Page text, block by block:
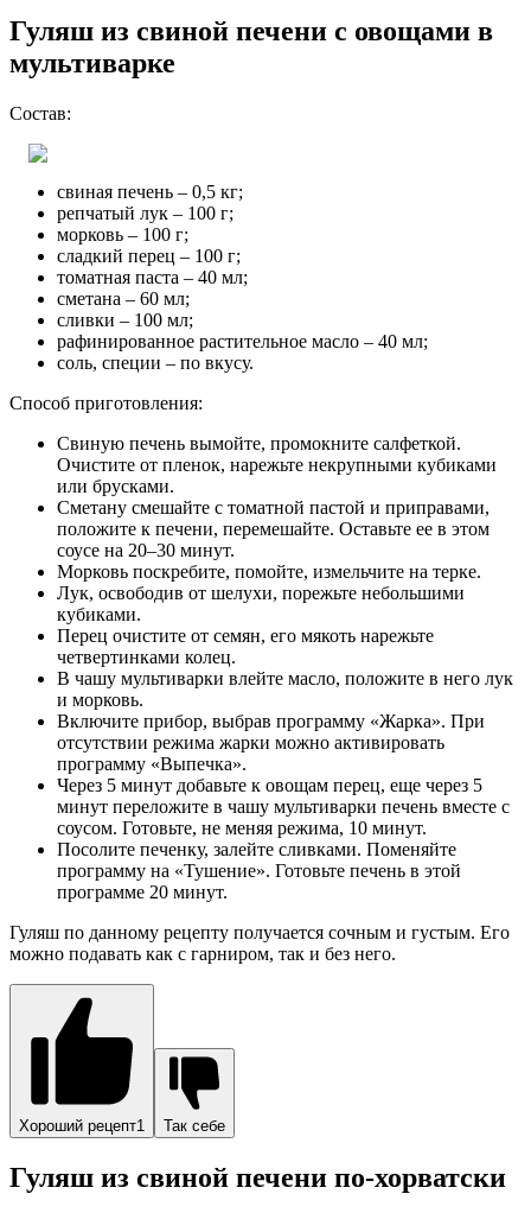
Гуляш из свиной печени с овощами в
мультиварке
Состав:
свиная печень – 0,5 кг;
репчатый лук – 100 г;
морковь – 100 г;
сладкий перец – 100 г;
томатная паста – 40 мл;
сметана – 60 мл;
сливки – 100 мл;
рафинированное растительное масло – 40 мл;
соль, специи – по вкусу.
Способ приготовления:
Свиную печень вымойте, промокните салфеткой.
Очистите от пленок, нарежьте некрупными кубиками
или брусками.
Сметану смешайте с томатной пастой и приправами,
положите к печени, перемешайте. Оставьте ее в этом
соусе на 20–30 минут.
Морковь поскребите, помойте, измельчите на терке.
Лук, освободив от шелухи, порежьте небольшими
кубиками.
Перец очистите от семян, его мякоть нарежьте
четвертинками колец.
В чашу мультиварки влейте масло, положите в него лук
и морковь.
Включите прибор, выбрав программу «Жарка». При
отсутствии режима жарки можно активировать
программу «Выпечка».
Через 5 минут добавьте к овощам перец, еще через 5
минут переложите в чашу мультиварки печень вместе с
соусом. Готовьте, не меняя режима, 10 минут.
Посолите печенку, залейте сливками. Поменяйте
программу на «Тушение». Готовьте печень в этой
программе 20 минут.
Гуляш по данному рецепту получается сочным и густым. Его
можно подавать как с гарниром, так и без него.
Хороший рецепт1 Так себе
Гуляш из свиной печени по-хорватски